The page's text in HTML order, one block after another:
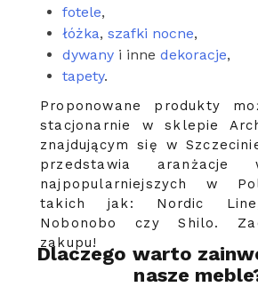
fotele,
łóżka, szafki nocne,
dywany i inne dekoracje,
tapety.
Proponowane produkty
stacjonarnie w sklepie
znajdującym się w
przedstawia aranżacje
najpopularniejszych w
takich jak: Nordic
Nobonobo czy Shilo.
zakupu!
Dlaczego warto
nasze